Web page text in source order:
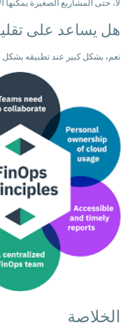
هل يساعد على
نعم، بشكل كبير عند تطبيقه
الخلاصة